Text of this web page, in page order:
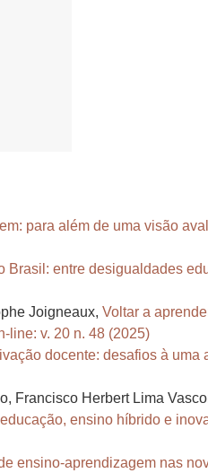
para além de uma visão
Brasil: entre desigualdades
Joigneaux, Voltar a
line: v. 20 n. 48 (2025)
docente: desafios à uma
Francisco Herbert Lima
ensino híbrido e
ensino-aprendizagem nas